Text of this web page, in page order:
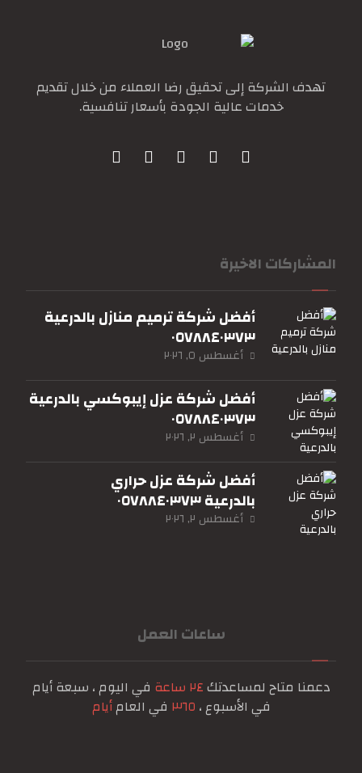
تهدف الشركة إلى تحقيق رضا العملاء من خلال تقديم
خدمات عالية الجودة بأسعار تنافسية.
المشاركات الاخيرة
أفضل شركة ترميم منازل بالدرعية
٠٥٧٨٨٤٠٣٧٣
أغسطس ٥, ٢٠٢٦
أفضل شركة عزل إيبوكسي بالدرعية
٠٥٧٨٨٤٠٣٧٣
أغسطس ٢, ٢٠٢٦
أفضل شركة عزل حراري
بالدرعية ٠٥٧٨٨٤٠٣٧٣
أغسطس ٢, ٢٠٢٦
ساعات العمل
دعمنا متاح لمساعدتك٢٤ ساعة
في اليوم ، سبعة أيام
في الأسبوع ، ٣٦٥ في العامأيام